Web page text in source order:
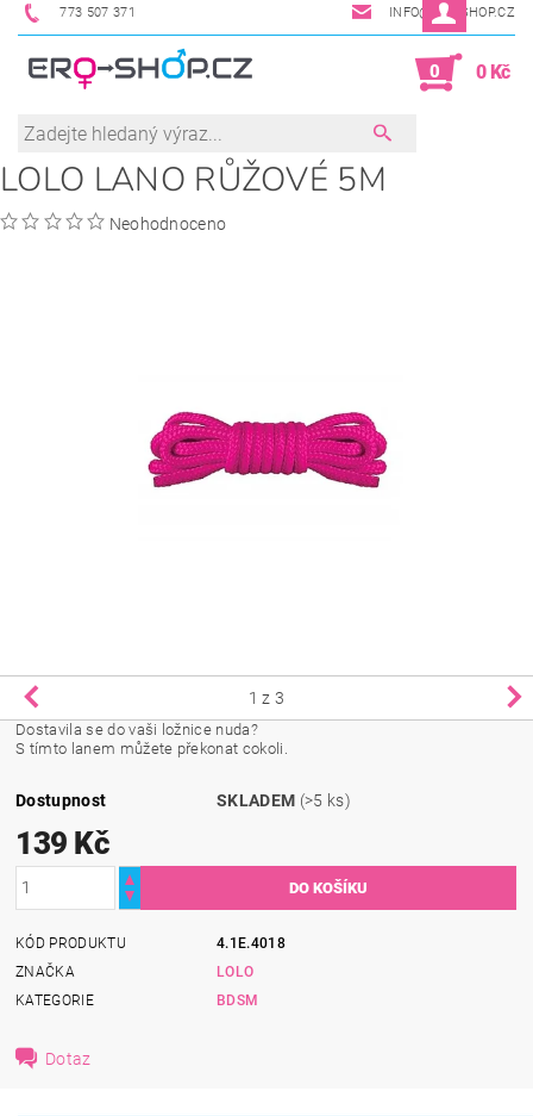
773 507 371 INFO@ERO-SHOP.CZ
0 0 Kč
LOLO LANO RŮŽOVÉ 5M
Neohodnoceno
1 z 3
Dostavila se do vaši ložnice nuda?
S tímto lanem můžete překonat cokoli.
Dostupnost SKLADEM (>5 ks)
139 Kč
KÓD PRODUKTU
4.1E.4018
ZNAČKA
LOLO
KATEGORIE
BDSM
Dotaz